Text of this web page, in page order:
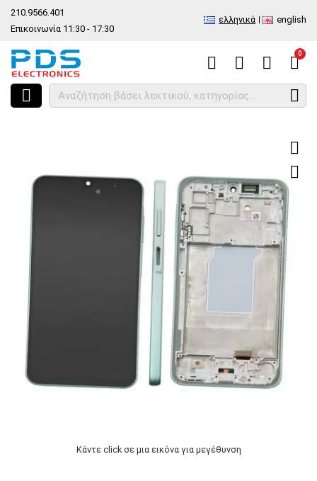
210.9566.401
Επικοινωνία 11:30 - 17:30
ελληνικά english
0
HOME Γνήσια οθόνη σετ Samsung Galaxy A26 5G A266B 2025 Green
Κάντε click σε μια εικόνα για μεγέθυνση